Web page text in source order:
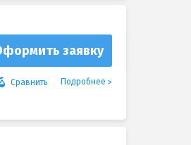
заявку
Сравнить Подробнее